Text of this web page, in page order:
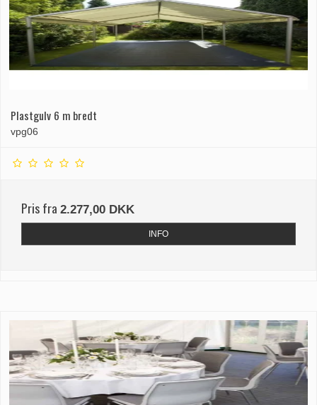
Plastgulv 6 m bredt
vpg06
Pris fra 2.277,00 DKK
INFO